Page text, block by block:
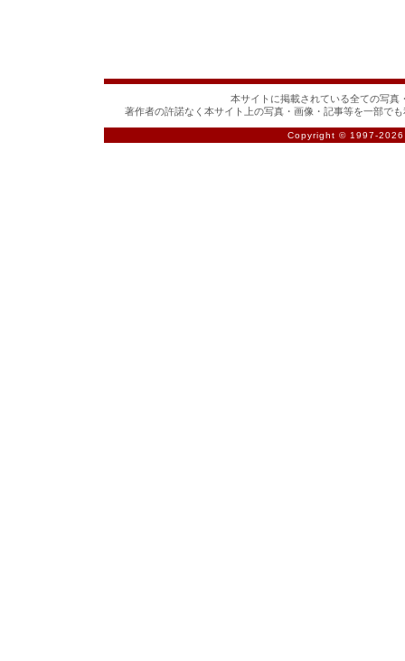
本サイトに掲載されている全ての写真
著作者の許諾なく本サイト上の写真・画像・記事等を一部で
Copyright © 1997-